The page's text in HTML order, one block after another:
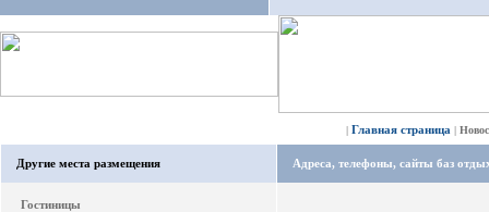
| Главная страница |
Другие места размещения
Гостиницы
Адреса, телефоны, сайты баз